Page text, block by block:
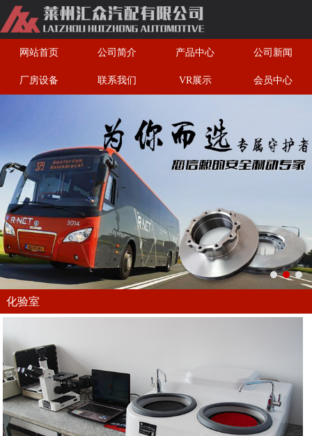
网站首页 公司简介 产品中心 公司新闻
厂房设备 联系我们 VR展示 会员中心
化验室